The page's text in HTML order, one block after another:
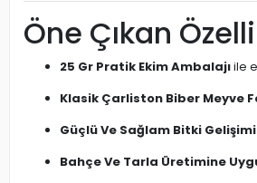
Öne Çıkan
25 Gr Pratik Ekim Ambalajıile
Klasik Çarliston Biber Meyve
Güçlü Ve Sağlam Bitki Gelişimi
Bahçe Ve Tarla Üretimine